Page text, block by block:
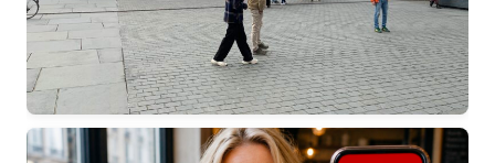
« 100 jours sans l’essentiel » : les véritables
priorités pour Bordeaux attendent toujours